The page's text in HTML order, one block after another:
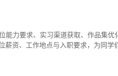
能力要求、实习渠道获取、作品集
资、工作地点与入职要求，为同学